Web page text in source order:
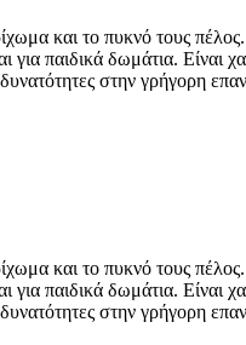
και το πυκνό τους
παιδικά δωμάτια.
στην γρήγορη
και το πυκνό τους
παιδικά δωμάτια.
στην γρήγορη